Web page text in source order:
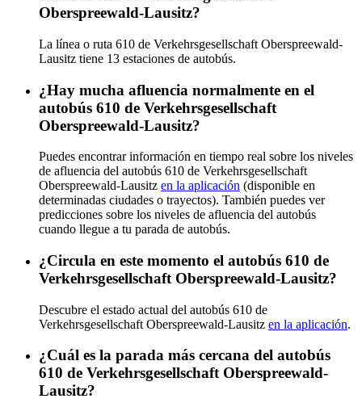
Oberspreewald-Lausitz?
La línea o ruta 610 de Verkehrsgesellschaft Oberspreewald-
Lausitz tiene 13 estaciones de autobús.
¿Hay mucha afluencia normalmente en el
autobús 610 de Verkehrsgesellschaft
Oberspreewald-Lausitz?
Puedes encontrar información en tiempo real sobre los niveles
de afluencia del autobús 610 de Verkehrsgesellschaft
Oberspreewald-Lausitz en la aplicación (disponible en
determinadas ciudades o trayectos). También puedes ver
predicciones sobre los niveles de afluencia del autobús
cuando llegue a tu parada de autobús.
¿Circula en este momento el autobús 610 de
Verkehrsgesellschaft Oberspreewald-Lausitz?
Descubre el estado actual del autobús 610 de
Verkehrsgesellschaft Oberspreewald-Lausitz en la aplicación.
¿Cuál es la parada más cercana del autobús
610 de Verkehrsgesellschaft Oberspreewald-
Lausitz?